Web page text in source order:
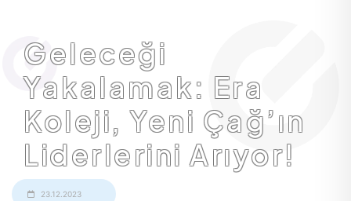
Geleceği
Yakalamak: Era
Koleji, Yeni Çağ’ın
Liderlerini Arıyor!
23.12.2023